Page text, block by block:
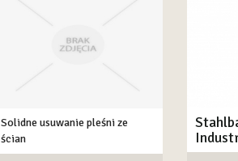
Solidne usuwanie pleśni ze
ścian